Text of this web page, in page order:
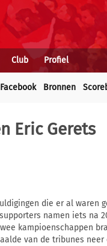
Club Profiel
Facebook Bronnen
Eric Gerets
die er al waren
namen iets na
kampioenschappen
van de tribunes neer